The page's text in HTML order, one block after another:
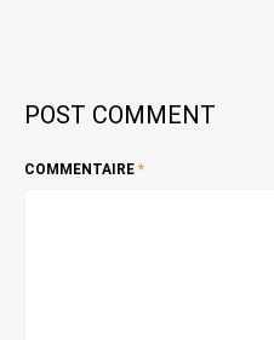
POST COMMENT
COMMENTAIRE *